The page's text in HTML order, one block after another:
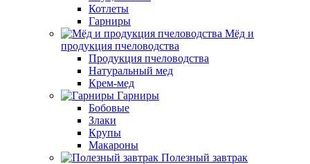
Котлеты
Гарниры
Мёд и
продукция пчеловодства
Продукция пчеловодства
Натуральный мед
Крем-мед
Гарниры
Бобовые
Злаки
Крупы
Макароны
Полезный завтрак